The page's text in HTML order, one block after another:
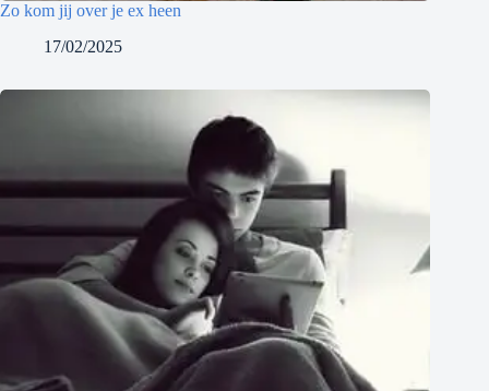
Zo kom jij over je ex heen
17/02/2025